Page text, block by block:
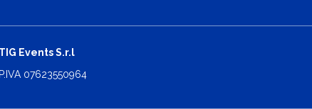
TIG Events S.r.l
P.IVA 07623550964